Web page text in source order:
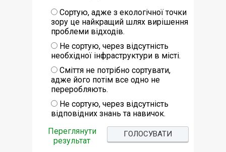
Сортую, адже з екологічної точки
зору це найкращий шлях вирішення
проблеми відходів.
Не сортую, через відсутність
необхідної інфраструктури в місті.
Сміття не потрібно сортувати,
адже його потім все одно не
переробляють.
Не сортую, через відсутність
відповідних знань та навичок.
Переглянути
результат